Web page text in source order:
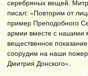
серебряных вещей.
писал: «Повторим от
пример Преподобного
армии вместе с нашими
вещественное
соорудим на наши
Дмитрия Донского».